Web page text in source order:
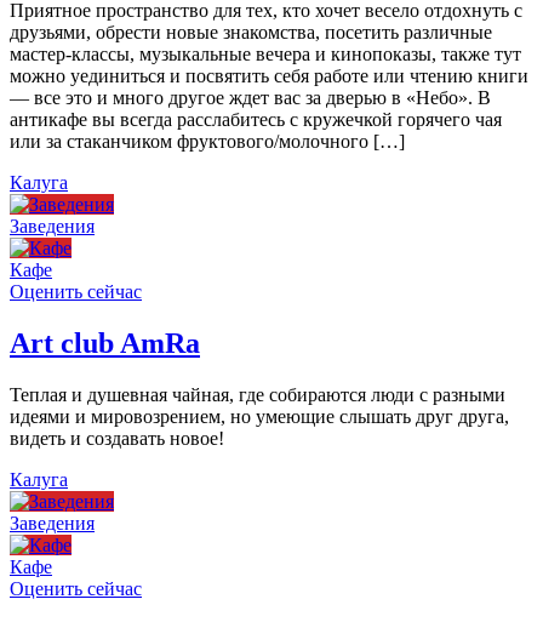
Приятное пространство для тех, кто хочет весело отдохнуть с
друзьями, обрести новые знакомства, посетить различные
мастер-классы, музыкальные вечера и кинопоказы, также тут
можно уединиться и посвятить себя работе или чтению книги
— все это и много другое ждет вас за дверью в «Небо». В
антикафе вы всегда расслабитесь с кружечкой горячего чая
или за стаканчиком фруктового/молочного […]
Калуга
Заведения
Кафе
Оценить сейчас
Art сlub AmRa
Теплая и душевная чайная, где собираются люди с разными
идеями и мировозрением, но умеющие слышать друг друга,
видеть и создавать новое!
Калуга
Заведения
Кафе
Оценить сейчас